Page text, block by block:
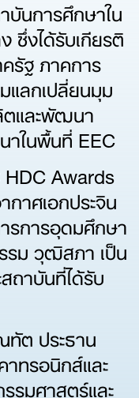
บันการศึกษาใน
ซึ่งได้รับเกียรติ
ฐ ภาคการ
แลกเปลี่ยนมุม
ตและพัฒนา
ในพื้นที่ EEC
Awards
าศเอกประจิน
รการอุดมศึกษา
รม วุฒิสภา เป็น
ถาบันที่ได้รับ
ต ประธาน
ทรอนิกส์และ
รมศาสตร์และ